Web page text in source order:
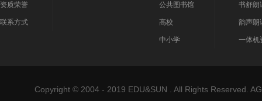
资质荣誉
联系方式
公共图书馆
高校
中小学
书舒朗
韵声朗
一体机
Copyright © 2004 - 2019 EDU&SUN . All Rights Reserved.